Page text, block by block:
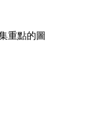
重點的圖